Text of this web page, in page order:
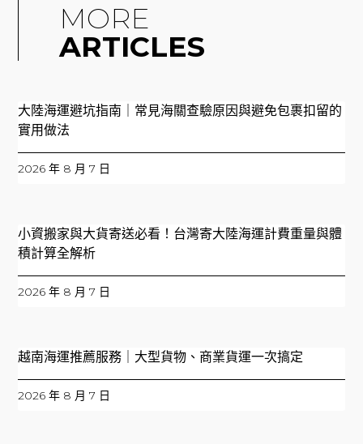
MORE
ARTICLES
大陸海運避坑指南｜常見海關查驗原因與避免包裹扣留的
實用做法
2026 年 8 月 7 日
小資搬家與大貨寄送必看！台灣寄大陸海運計費重量與體
積計算全解析
2026 年 8 月 7 日
越南海運推薦服務｜大型貨物、商業貨運一次搞定
2026 年 8 月 7 日